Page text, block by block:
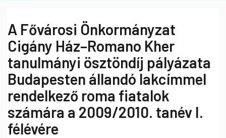
A Fővárosi Önkormányzat
Cigány Ház–Romano Kher
tanulmányi ösztöndíj pályázata
Budapesten állandó lakcímmel
rendelkező roma fiatalok
számára a 2009/2010. tanév I.
félévére